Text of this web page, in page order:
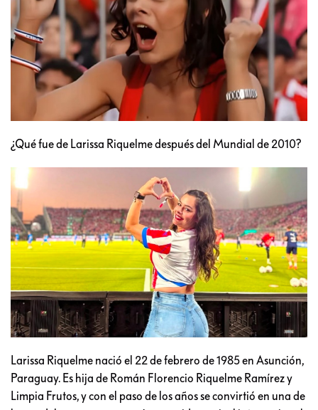
¿Qué fue de Larissa Riquelme después del Mundial de 2010?
Larissa Riquelme nació el 22 de febrero de 1985 en Asunción,
Paraguay. Es hija de Román Florencio Riquelme Ramírez y
Limpia Frutos, y con el paso de los años se convirtió en una de